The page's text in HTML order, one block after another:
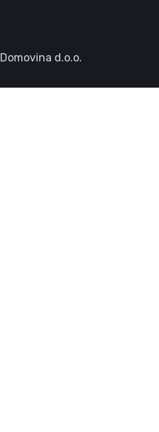
Domovina d.o.o.